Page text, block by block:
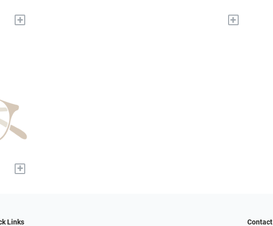
+ +
+
Links Contact